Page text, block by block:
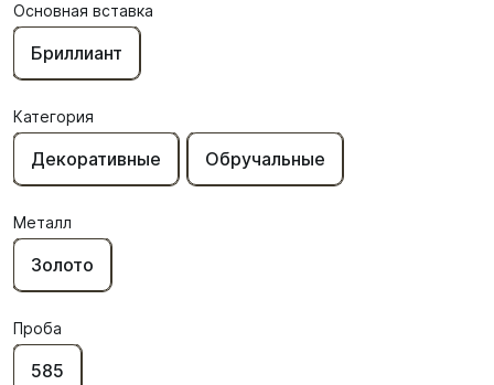
Основная вставка
Бриллиант
Категория
Декоративные Обручальные
Металл
Золото
Проба
585